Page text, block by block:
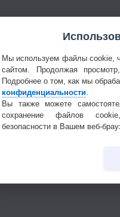
Мы используем файлы cookie,
сайтом. Продолжая
Подробнее о том, как мы
конфиденциальности
Вы также можете
сохранение файлов
безопасности в Вашем веб-